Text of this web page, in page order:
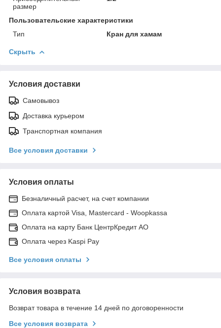
размер
Пользовательские характеристики
Тип
Кран для хамам
Скрыть
Условия доставки
Самовывоз
Доставка курьером
Транспортная компания
Все условия доставки
Условия оплаты
Безналичный расчет, на счет компании
Оплата картой Visa, Mastercard - Woopkassa
Оплата на карту Банк ЦентрКредит АО
Оплата через Kaspi Pay
Все условия оплаты
Условия возврата
Возврат товара в течение 14 дней по договоренности
Все условия возврата